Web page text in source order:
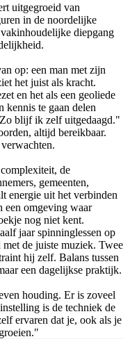
uitgegroeid van
in de noordelijke
diepgang
op: een man met zijn
het juist als kracht.
en het als een geoliede
te gaan delen
blijf ik zelf uitgedaagd."
altijd bereikbaar.
de
gemeenten,
energie uit het verbinden
een omgeving waar
nog niet kent.
jaar spinninglessen op
de juiste muziek. Twee
hij zelf. Balans tussen
een dagelijkse praktijk.
houding. Er is zoveel
is de techniek de
ervaren dat je, ook als je